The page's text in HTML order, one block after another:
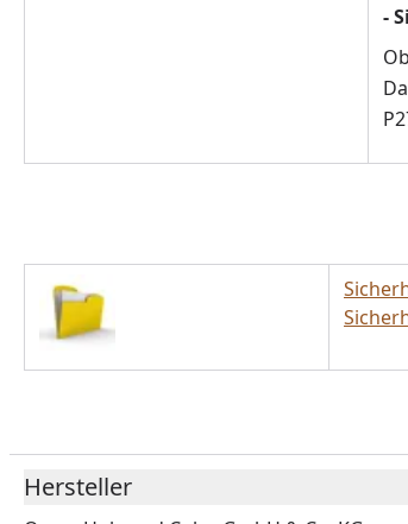
-
Hersteller